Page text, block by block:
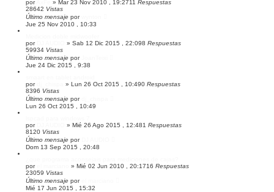
z
d
a
por
» Mar 23 Nov 2010 , 19:2711 Respuestas
28642 Vistas
Último mensaje por
Jue 25 Nov 2010 , 10:33
por
» Sab 12 Dic 2015 , 22:098 Respuestas
59934 Vistas
Último mensaje por
Jue 24 Dic 2015 , 9:38
por
» Lun 26 Oct 2015 , 10:490 Respuestas
8396 Vistas
Último mensaje por
Lun 26 Oct 2015 , 10:49
por
» Mié 26 Ago 2015 , 12:481 Respuestas
8120 Vistas
Último mensaje por
Dom 13 Sep 2015 , 20:48
por
» Mié 02 Jun 2010 , 20:1716 Respuestas
23059 Vistas
Último mensaje por
Mié 17 Jun 2015 , 15:32